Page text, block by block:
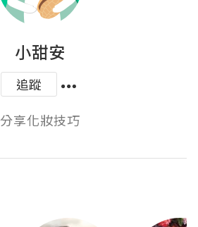
小甜安
追蹤
分享化妝技巧